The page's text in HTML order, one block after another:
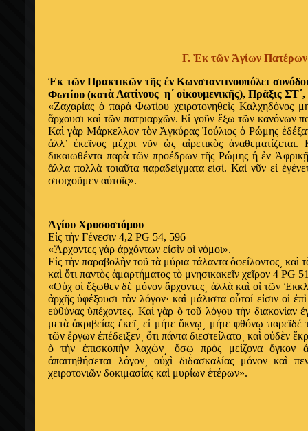
Γ. Ἐκ τῶν Ἁγίων Πατέρων
Ἐκ τῶν Πρακτικῶν τῆς ἐν Κωνσταντινουπόλει
Φωτίου (κατὰ Λατίνους η΄ οἰκουμενικῆς), Πρᾶξις
«Ζαχαρίας ὁπαρὰΦωτίου χειροτονηθεὶς Καλχηδόνος
ἄρχουσι καὶ τῶν πατριαρχῶν. Εἰ γοῦν ἔξω τῶν κανόνων
Καὶ γὰρ Μάρκελλον τὸν ἈγκύραςἸούλιοςὁ Ρώμης ἐ
ἀλλ’ἐκεῖνος μέχρι νῦνὡς αἱρετικὸς ἀναθεματίζεται.
δικαιωθέντα παρὰτῶν προέδρων τῆς Ρώμης ἡ ἐν Ἀφρικῇ
ἄλλα πολλὰτοιαῦτα παραδείγματα εἰσί. Καὶ νῦν εἰ ἐ
στοιχοῦμεν αὐτοῖς».
Ἁγίου Χρυσοστόμου
Εἰς τὴν Γένεσιν 4,2 PG 54, 596
«Ἄρχοντες γὰρ ἀρχόντων εἰσὶν οἱ νόμοι».
Εἰς τὴν παραβολὴν τοῦ τὰ μύρια τάλαντα ὀφείλοντος͵ καὶ τ
καὶ ὅτι παντὸς ἁμαρτήματος τὸ μνησικακεῖν χεῖρον 4 PG
«Οὐχ οἱ ἔξωθεν δὲ μόνονἄρχοντες ἀλλὰκαὶ οἱ τῶν Ἐ
ἀρχῆςὑφέξουσι τὸν λόγον· καὶ μάλιστα οὗτοί εἰσιν οἱ ἐπὶ
εὐθύναςὑπέχοντες. Καὶ γὰρ ὁ τοῦ λόγου τὴν διακονίανἐ
μετὰ ἀκριβείας ἐκεῖ͵ εἰ μήτεὄκνῳ μήτε φθόνῳ παρεῖδέ
τῶν ἔργων ἐπέδειξεν ὅτι πάντα διεστείλατο καὶ οὐδὲν ἔ
ὁ τὴν ἐπισκοπὴν λαχὼν ὅσῳ πρὸς μείζοναὄγκον ἀ
ἀπαιτηθήσεται λόγον͵ οὐχὶ διδασκαλίας μόνον καὶ
χειροτονιῶν δοκιμασίας καὶ μυρίων ἑτέρων».